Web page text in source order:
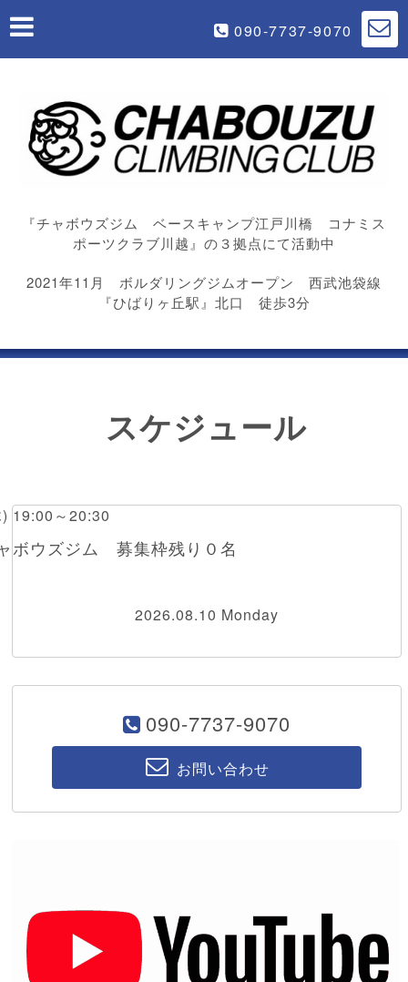
090-7737-9070
『チャボウズジム ベースキャンプ江戸川橋 コナミス
ポーツクラブ川越』の３拠点にて活動中
2021年11月 ボルダリングジムオープン 西武池袋線
『ひばりヶ丘駅』北口 徒歩3分
スケジュール
19:00～20:30
ウズジム 募集枠残り０名
2026.08.10 Monday
090-7737-9070
お問い合わせ